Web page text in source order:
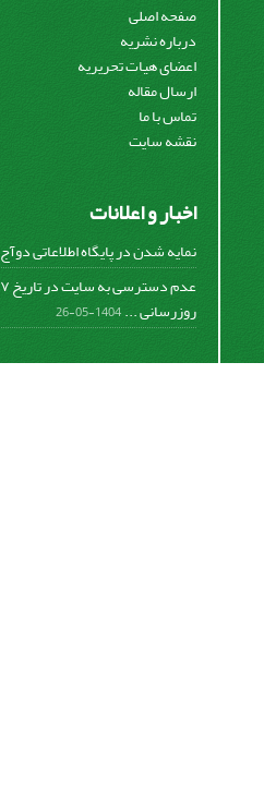
صفحه اصلی
درباره نشریه
اعضای هیات تحریریه
ارسال مقاله
تماس با ما
نقشه سایت
اخبار و اعلانات
نمایه شدن در پایگاه اطلاعاتی دوآج
روزرسانی ...1404-05-26